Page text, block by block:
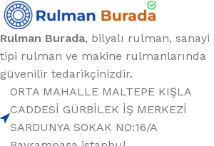
Rulman Burada, bilyalı rulman, sanayi
tipi rulman ve makine rulmanlarında
güvenilir tedarikçinizdir.
ORTA MAHALLE MALTEPE KIŞLA
CADDESİ GÜRBİLEK İŞ MERKEZİ
SARDUNYA SOKAK NO:16/A